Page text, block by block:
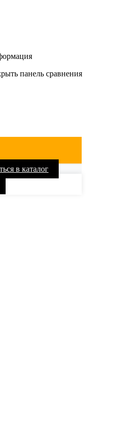
панель сравнения
в каталог